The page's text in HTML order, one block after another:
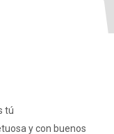
tú
y con buenos